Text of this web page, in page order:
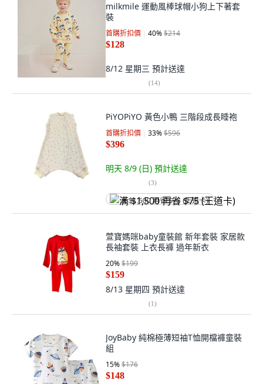
milkmile 運動風棒球帽小狗上下著套
裝
首購折扣價 40%$214
$128
8/12 星期三 預計送達
(14)
PiYOPiYO 黃色小鴨 三階段成長睡袍
首購折扣價 33%$596
$396
明天 8/9 (日) 預計送達
(3)
满 $1,500 再省 $75 (王道卡)
萱寶媽咪baby童裝館 新年套裝 家居款
長袖套裝 上衣長褲 過年新衣
20%$199
$159
8/13 星期四 預計送達
(1)
JoyBaby 純棉極薄短袖T恤開檔褲童裝
組
15%$176
$148